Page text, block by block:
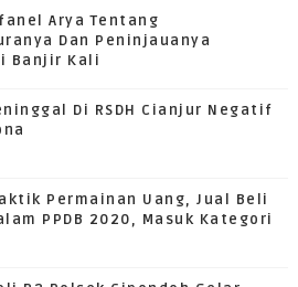
Arya Tentang
Dan Peninjauanya
Banjir Kali
Di RSDH Cianjur Negatif
Permainan Uang, Jual Beli
PPDB 2020, Masuk Kategori